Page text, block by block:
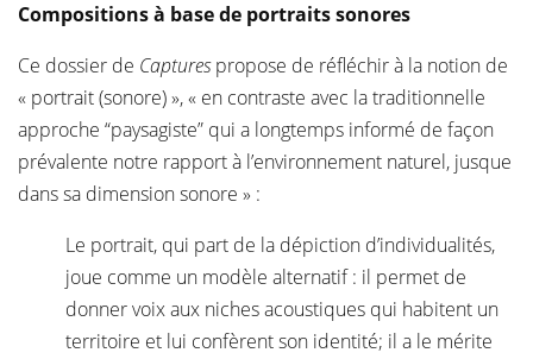
Compositions à base de portraits sonores
Ce dossier de Capturespropose de réfléchir à la notion de
« portrait (sonore) », « en contraste avec la traditionnelle
approche “paysagiste” qui a longtemps informé de façon
prévalente notre rapport à l’environnement naturel, jusque
dans sa dimension sonore » :
Le portrait, qui part de la dépiction d’individualités,
joue comme un modèle alternatif : il permet de
donner voix aux niches acoustiques qui habitent un
territoire et lui confèrent son identité; il a le mérite